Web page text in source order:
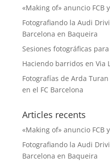
«Making of» anuncio FCB
Fotografiando la Audi
Barcelona en Baqueira
Sesiones fotográficas
Haciendo barridos en Via
Fotografías de Arda
en el FC Barcelona
Articles recents
«Making of» anuncio FCB
Fotografiando la Audi
Barcelona en Baqueira